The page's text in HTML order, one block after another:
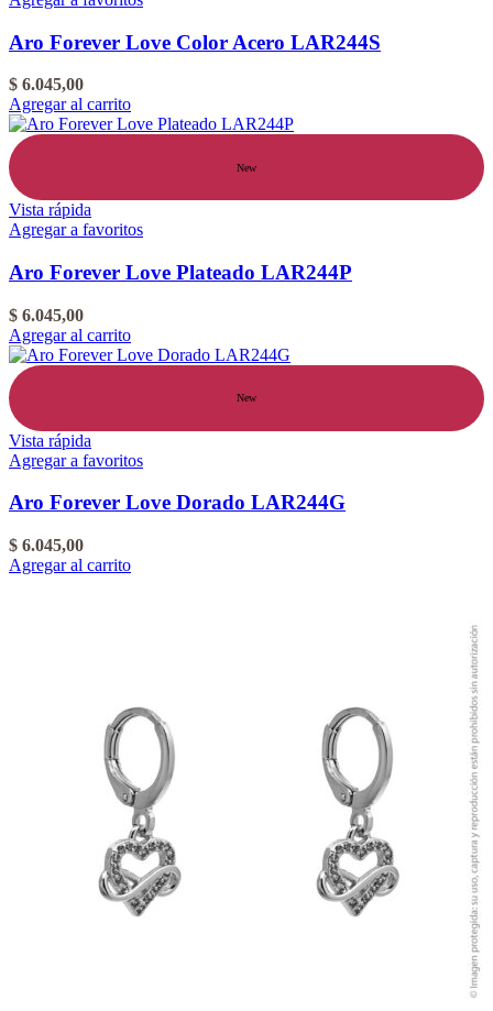
Aro Forever Love Color Acero LAR244S
$ 6.045,00
Agregar al carrito
New
Vista rápida
Agregar a favoritos
Aro Forever Love Plateado LAR244P
$ 6.045,00
Agregar al carrito
New
Vista rápida
Agregar a favoritos
Aro Forever Love Dorado LAR244G
$ 6.045,00
Agregar al carrito